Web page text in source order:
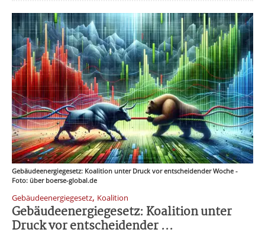
Gebäudeenergiegesetz: Koalition unter Druck vor entscheidender Woche -
Foto: über boerse-global.de
Gebäudeenergiegesetz, Koalition
Gebäudeenergiegesetz: Koalition unter
Druck vor entscheidender ...